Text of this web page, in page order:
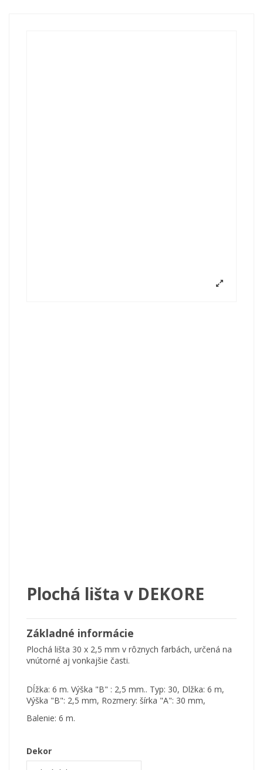
Plochá lišta v DEKORE
Základné informácie
Plochá lišta 30 x 2,5 mm v rôznych farbách, určená na
vnútorné aj vonkajšie časti.
Dĺžka: 6 m. Výška "B" : 2,5 mm.. Typ: 30, Dlžka: 6 m,
Výška "B": 2,5 mm, Rozmery: šírka "A": 30 mm,
Balenie: 6 m.
Dekor